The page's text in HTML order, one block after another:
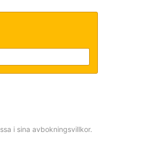
i sina avbokningsvillkor.